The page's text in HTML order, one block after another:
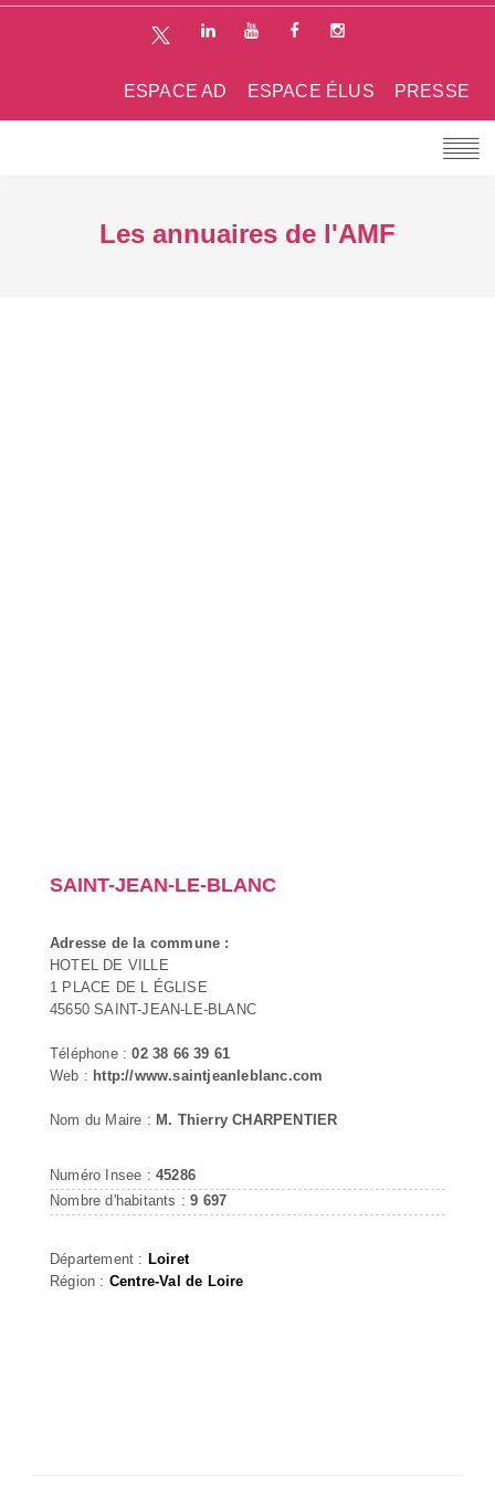
PRESSE
ESPACE ÉLUS
ESPACE AD
Les annuaires de l'AMF
SAINT-JEAN-LE-BLANC
Adresse de la commune :
HOTEL DE VILLE
1 PLACE DE L ÉGLISE
45650 SAINT-JEAN-LE-BLANC
Téléphone :02 38 66 39 61
Web : http://www.saintjeanleblanc.com
Nom du Maire : M. Thierry CHARPENTIER
Numéro Insee : 45286
Nombre d'habitants :9 697
Département : Loiret
Région : Centre-Val de Loire